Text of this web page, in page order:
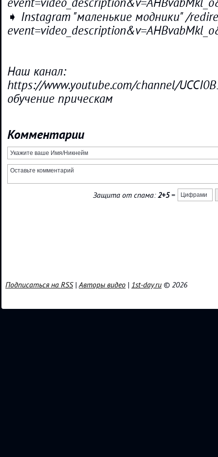
➧ Instagram "маленькие модники" /
Наш канал:
https://www.youtube.com/channel/
обучение прическам
Комментарии
Защита от спама:2+5=
Подписаться на RSS|Авторы видео | 1st-day.ru © 2026